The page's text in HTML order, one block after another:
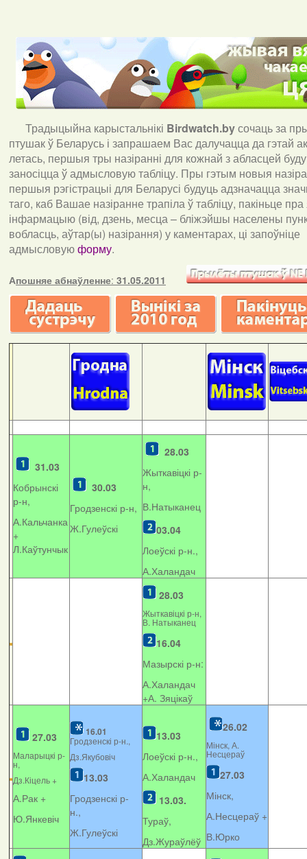
Традыцыйна карыстальнікі Birdwatch.byсочаць за
птушак ў Беларусь і запрашаем Вас далучацца да гэтай
летась, першыя тры назіранні для кожнай з абласцей
заносіцца ў адмысловую табліцу. Пры гэтым новыя
першыя рэгістрацыі для Беларусі будуць адзначацца
таго, каб Вашае назіранне трапіла ў табліцу, пакіньце пра
інфармацыю (від, дзень, месца – бліжэйшы населены
вобласць, аўтар(ы) назірання) у каментарах, ці запоўніце
адмысловуюформу.
Апошняе абнаўленне: 31.05.2011
31.03
Кобрынскі
р-н,
А.Кальчанка
+
Л.Каўтунчык
30.03
Гродзенскі р-н,
Ж.Гулеўскі
28.03
Жыткавіцкі р-
н,
В.Натыканец
03.04
Лоеўскі р-н.,
А.Халандач
28.03
Жыткавіцкі р-н,
В. Натыканец
16.04
Мазырскі р-н:
А.Халандач
+А. Зяцікаў
27.03
Маларыцкі р-
н,
Дз.Кіцель +
А.Рак +
Ю.Янкевіч
16.01
Гродзенскі р-н.,
Дз.Якубовіч
13.03
Гродзенскі р-
н.,
Ж.Гулеўскі
13.03
Лоеўскі р-н.,
А.Халандач
13.03.
Тураў,
Дз.Жураўлёў
26.02
Мінск, А.
Несцераў
27.03
Мінск,
А.Несцераў +
В.Юрко